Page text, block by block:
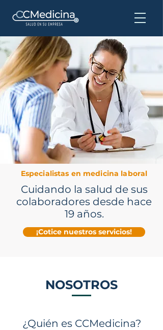
Especialistas en medicina laboral
Cuidando la salud de sus
colaboradores desde hace
19 años.
¡Cotice nuestros servicios!
NOSOTROS
¿Quién es CCMedicina?